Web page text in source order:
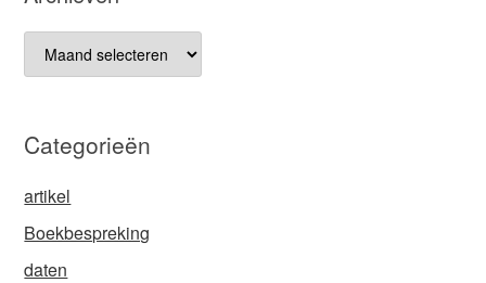
Archieven
Categorieën
artikel
Boekbespreking
daten